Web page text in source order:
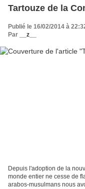
Tartouze de la
Publié le 16/02/2014 à
Par
__z__
Depuis l'adoption de la
monde entier ne cesse de
arabos-musulmans nous